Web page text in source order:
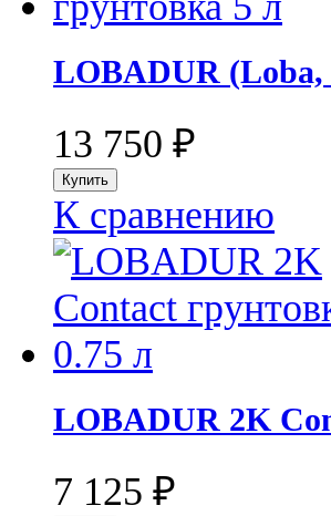
LOBADUR (Loba,
13 750 ₽
К сравнению
LOBADUR 2K
7 125 ₽